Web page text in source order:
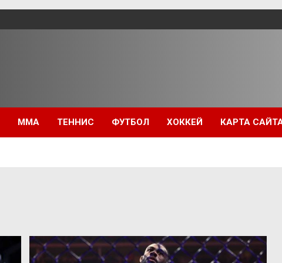
ММА ТЕННИС ФУТБОЛ ХОККЕЙ КАРТА